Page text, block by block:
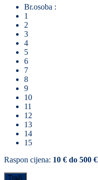
Br.osoba :
1
2
3
4
5
6
7
8
9
10
11
12
13
14
15
Raspon cijena: 10 € do 500 €